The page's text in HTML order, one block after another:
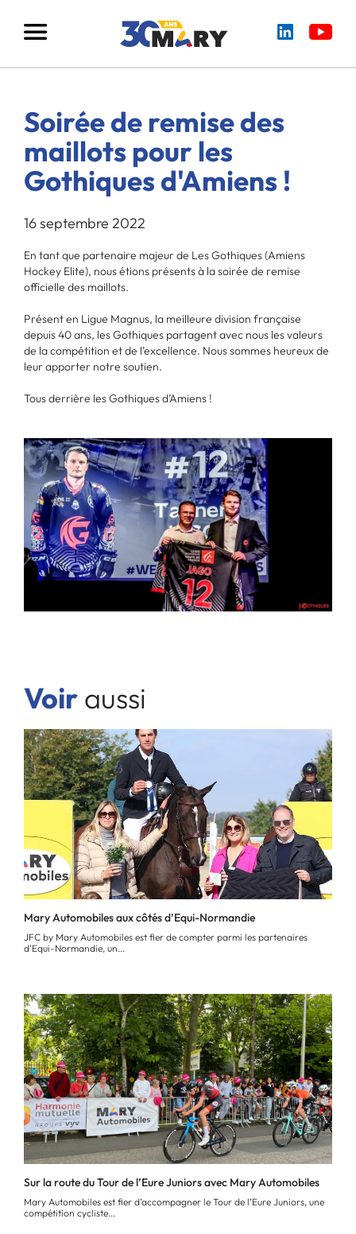
Soirée de remise des
maillots pour les
Gothiques d'Amiens !
16 septembre 2022
En tant que partenaire majeur de Les Gothiques (Amiens
Hockey Elite), nous étions présents à la soirée de remise
officielle des maillots.
Présent en Ligue Magnus, la meilleure division française
depuis 40 ans, les Gothiques partagent avec nous les valeurs
de la compétition et de l’excellence. Nous sommes heureux de
leur apporter notre soutien.
Tous derrière les Gothiques d’Amiens !
Voir aussi
Mary Automobiles aux côtés d’Equi-Normandie
JFC by Mary Automobiles est fier de compter parmi les partenaires
d’Equi-Normandie, un...
Sur la route du Tour de l’Eure Juniors avec Mary Automobiles
Mary Automobiles est fier d’accompagner le Tour de l’Eure Juniors, une
compétition cycliste...